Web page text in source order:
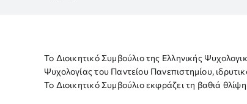
Το Διοικητικό Συμβούλιο της Ελληνικής
Ψυχολογίας του Παντείου Πανεπιστημίου,
Το Διοικητικό Συμβούλιο εκφράζει τη βαθιά